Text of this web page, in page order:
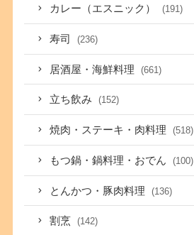
カレー（エスニック） (191)
寿司 (236)
居酒屋・海鮮料理 (661)
立ち飲み (152)
焼肉・ステーキ・肉料理 (518)
もつ鍋・鍋料理・おでん (100)
とんかつ・豚肉料理 (136)
割烹 (142)